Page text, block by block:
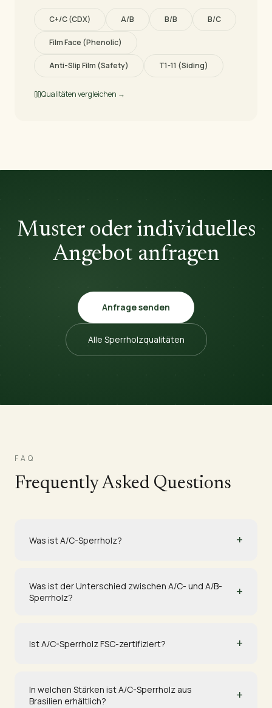
C+/C (CDX) A/B B/B B/C
Film Face (Phenolic)
Anti-Slip Film (Safety) T1-11 (Siding)
Qualitäten vergleichen →
Muster oder individuelles
Angebot anfragen
Anfrage senden
Alle Sperrholzqualitäten
FAQ
Frequently Asked Questions
Was ist A/C-Sperrholz? +
Was ist der Unterschied zwischen A/C- und A/B-
Sperrholz?
+
Ist A/C-Sperrholz FSC-zertifiziert? +
In welchen Stärken ist A/C-Sperrholz aus
Brasilien erhältlich?
+